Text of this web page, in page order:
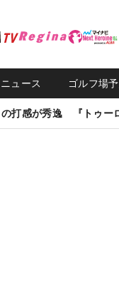
ュース ゴルフ場
打感が秀逸 『トゥー